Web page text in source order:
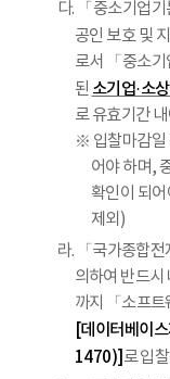
다. 「중소기업
공인 보호 및
로서 「중소기
된 소기업·소
로 유효기간
※ 입찰마감일
어야 하며,
확인이 되
제외)
라. 「국가종합
의하여 반드시
까지 「소프
[데이터베이
1470)] 로 입